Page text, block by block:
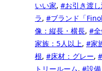
いい家, #お引き渡
ラ, #ブランド「
像：縦長・横長, #
家族：5人以上, #家
根, #床材：グレー,
トリールーム, #設